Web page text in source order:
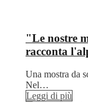
"Le nostre
racconta
Una mostra da
Nel…
Leggi di più